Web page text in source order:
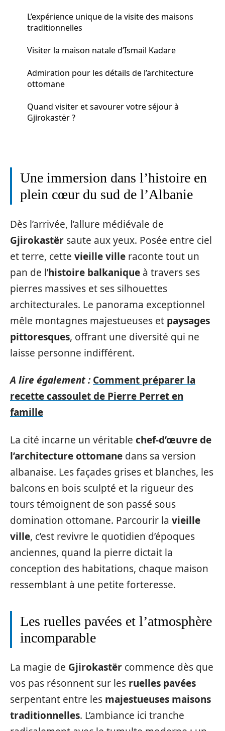
L’expérience unique de la visite des maisons
traditionnelles
Visiter la maison natale d’Ismail Kadare
Admiration pour les détails de l’architecture
ottomane
Quand visiter et savourer votre séjour à
Gjirokastër ?
Une immersion dans l’histoire en
plein cœur du sud de l’Albanie
Dès l’arrivée, l’allure médiévale de
Gjirokastër saute aux yeux. Posée entre ciel
et terre, cette vieille ville raconte tout un
pan de l’histoire balkanique à travers ses
pierres massives et ses silhouettes
architecturales. Le panorama exceptionnel
mêle montagnes majestueuses et paysages
pittoresques, offrant une diversité qui ne
laisse personne indifférent.
A lire également : Comment préparer la
recette cassoulet de Pierre Perret en
famille
La cité incarne un véritable chef-d’œuvre de
l’architecture ottomane dans sa version
albanaise. Les façades grises et blanches, les
balcons en bois sculpté et la rigueur des
tours témoignent de son passé sous
domination ottomane. Parcourir la vieille
ville, c’est revivre le quotidien d’époques
anciennes, quand la pierre dictait la
conception des habitations, chaque maison
ressemblant à une petite forteresse.
Les ruelles pavées et l’atmosphère
incomparable
La magie de Gjirokastër commence dès que
vos pas résonnent sur les ruelles pavées
serpentant entre les majestueuses maisons
traditionnelles. L’ambiance ici tranche